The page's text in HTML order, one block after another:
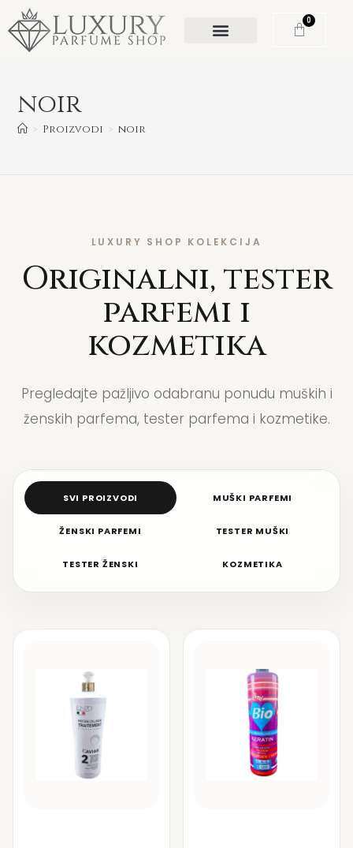
0
noir
> Proizvodi > noir
LUXURY SHOP KOLEKCIJA
Originalni, tester
parfemi i
kozmetika
Pregledajte pažljivo odabranu ponudu muških i
ženskih parfema, tester parfema i kozmetike.
SVI PROIZVODI MUŠKI PARFEMI
ŽENSKI PARFEMI TESTER MUŠKI
TESTER ŽENSKI KOZMETIKA